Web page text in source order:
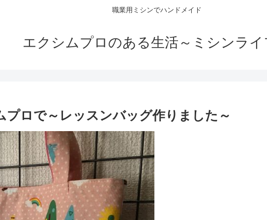
職業用ミシンでハンドメイド
エクシムプロのある生活～ミシンライ
プロで～レッスンバッグ作りました～